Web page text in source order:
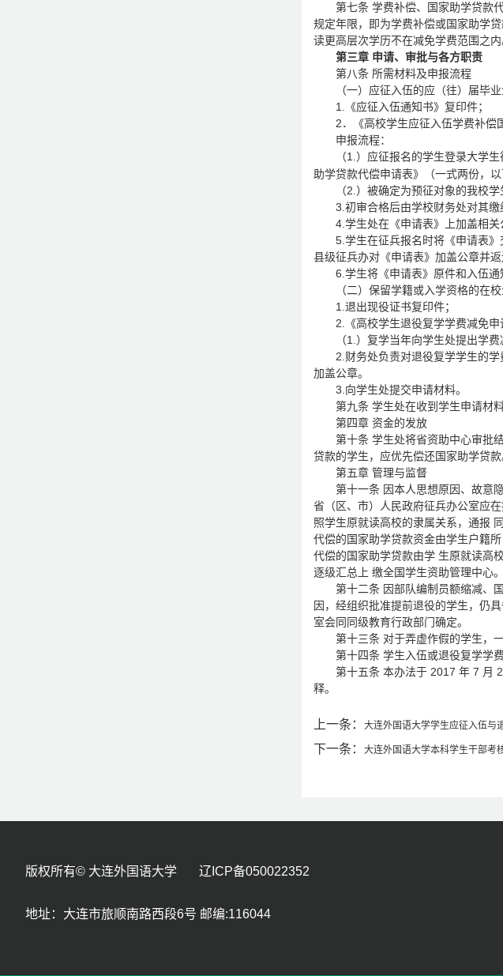
第七条 学费补偿、国家助学贷款
规定年限，即为学费补偿或国家助学
读更高层次学历不在减免学费范围之内
第三章 申请、审批与各方职责
第八条 所需材料及申报流程
（一）应征入伍的应（往）届毕
1.《应征入伍通知书》复印件；
2．《高校学生应征入伍学费补偿
申报流程：
（1.）应征报名的学生登录大学
助学贷款代偿申请表》（一式两份，以
（2.）被确定为预征对象的我校
3.初审合格后由学校财务处对其缴
4.学生处在《申请表》上加盖相关
5.学生在征兵报名时将《申请表
县级征兵办对《申请表》加盖公章并
6.学生将《申请表》原件和入伍通
（二）保留学籍或入学资格的在
1.退出现役证书复印件；
2.《高校学生退役复学学费减免申
（1.）复学当年向学生处提出学
2.财务处负责对退役复学学生的
加盖公章。
3.向学生处提交申请材料。
第九条 学生处在收到学生申请材
第四章 资金的发放
第十条 学生处将省资助中心审批
贷款的学生，应优先偿还国家助学贷款
第五章 管理与监督
第十一条 因本人思想原因、故意
省（区、市）人民政府征兵办公室应
照学生原就读高校的隶属关系，通报
代偿的国家助学贷款资金由学生户籍
代偿的国家助学贷款由学 生原就读高
逐级汇总上 缴全国学生资助管理中心
第十二条 因部队编制员额缩减、
因，经组织批准提前退役的学生，仍
室会同同级教育行政部门确定。
第十三条 对于弄虚作假的学生，
第十四条 学生入伍或退役复学学
第十五条 本办法于 2017 年 7 月
释。
上一条： 大连外国语大学学生应征入伍与
下一条： 大连外国语大学本科学生干部考
版权所有© 大连外国语大学 辽ICP备050022352
地址：大连市旅顺南路西段6号 邮编:116044